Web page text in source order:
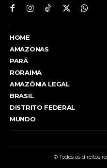
HOME
AMAZONAS
PARÁ
RORAIMA
AMAZÔNIA LEGAL
BRASIL
DISTRITO FEDERAL
MUNDO
© Todos os direitos